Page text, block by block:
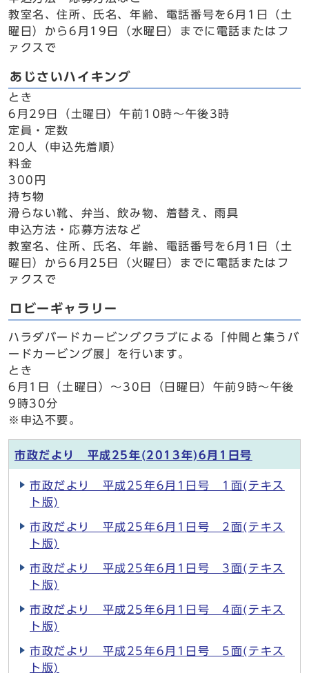
教室名、住所、氏名、年齢、電話番号を6月1日（土
曜日）から6月19日（水曜日）までに電話またはフ
ァクスで
あじさいハイキング
とき
6月29日（土曜日）午前10時～午後3時
定員・定数
20人（申込先着順）
料金
300円
持ち物
滑らない靴、弁当、飲み物、着替え、雨具
申込方法・応募方法など
教室名、住所、氏名、年齢、電話番号を6月1日（土
曜日）から6月25日（火曜日）までに電話またはフ
ァクスで
ロビーギャラリー
ハラダバードカービングクラブによる「仲間と集うバ
ードカービング展」を行います。
とき
6月1日（土曜日）～30日（日曜日）午前9時～午後
9時30分
※申込不要。
市政だより 平成25年(2013年)6月1日号
市政だより 平成25年6月1日号 1面(テキス
ト版)
市政だより 平成25年6月1日号 2面(テキス
ト版)
市政だより 平成25年6月1日号 3面(テキス
ト版)
市政だより 平成25年6月1日号 4面(テキス
ト版)
市政だより 平成25年6月1日号 5面(テキス
ト版)